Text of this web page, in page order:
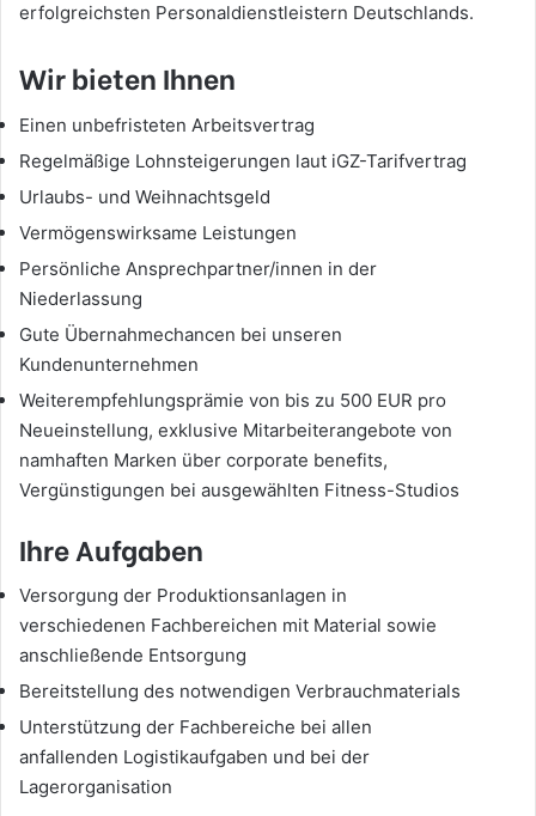
erfolgreichsten Personaldienstleistern Deutschlands.
Wir bieten Ihnen
Einen unbefristeten Arbeitsvertrag
Regelmäßige Lohnsteigerungen laut iGZ-Tarifvertrag
Urlaubs- und Weihnachtsgeld
Vermögenswirksame Leistungen
Persönliche Ansprechpartner/innen in der
Niederlassung
Gute Übernahmechancen bei unseren
Kundenunternehmen
Weiterempfehlungsprämie von bis zu 500 EUR pro
Neueinstellung, exklusive Mitarbeiterangebote von
namhaften Marken über corporate benefits,
Vergünstigungen bei ausgewählten Fitness-Studios
Ihre Aufgaben
Versorgung der Produktionsanlagen in
verschiedenen Fachbereichen mit Material sowie
anschließende Entsorgung
Bereitstellung des notwendigen Verbrauchmaterials
Unterstützung der Fachbereiche bei allen
anfallenden Logistikaufgaben und bei der
Lagerorganisation